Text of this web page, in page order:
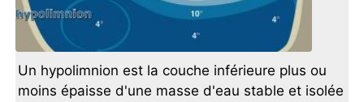
Un hypolimnion est la couche inférieure plus ou
moins épaisse d'une masse d'eau stable et isolée